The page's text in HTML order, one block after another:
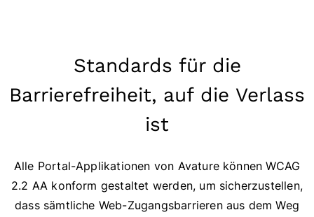
Standards für die
Barrierefreiheit, auf die Verlass
ist
Alle Portal-Applikationen von Avature können WCAG
2.2 AA konform gestaltet werden, um sicherzustellen,
dass sämtliche Web-Zugangsbarrieren aus dem Weg